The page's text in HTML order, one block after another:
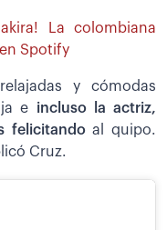
La colombiana
en Spotify
y cómodas
e incluso la actriz,
felicitandoal quipo.
Cruz.